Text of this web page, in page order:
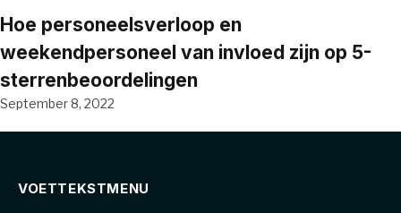
Hoe personeelsverloop en
weekendpersoneel van invloed zijn op 5-
sterrenbeoordelingen
September 8, 2022
VOETTEKSTMENU